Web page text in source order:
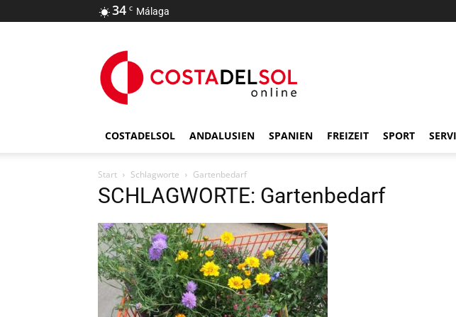
34 C Málaga
COSTADELSOL ANDALUSIEN SPANIEN FREIZEIT SPORT
Start Schlagworte Gartenbedarf
SCHLAGWORTE: Gartenbedarf